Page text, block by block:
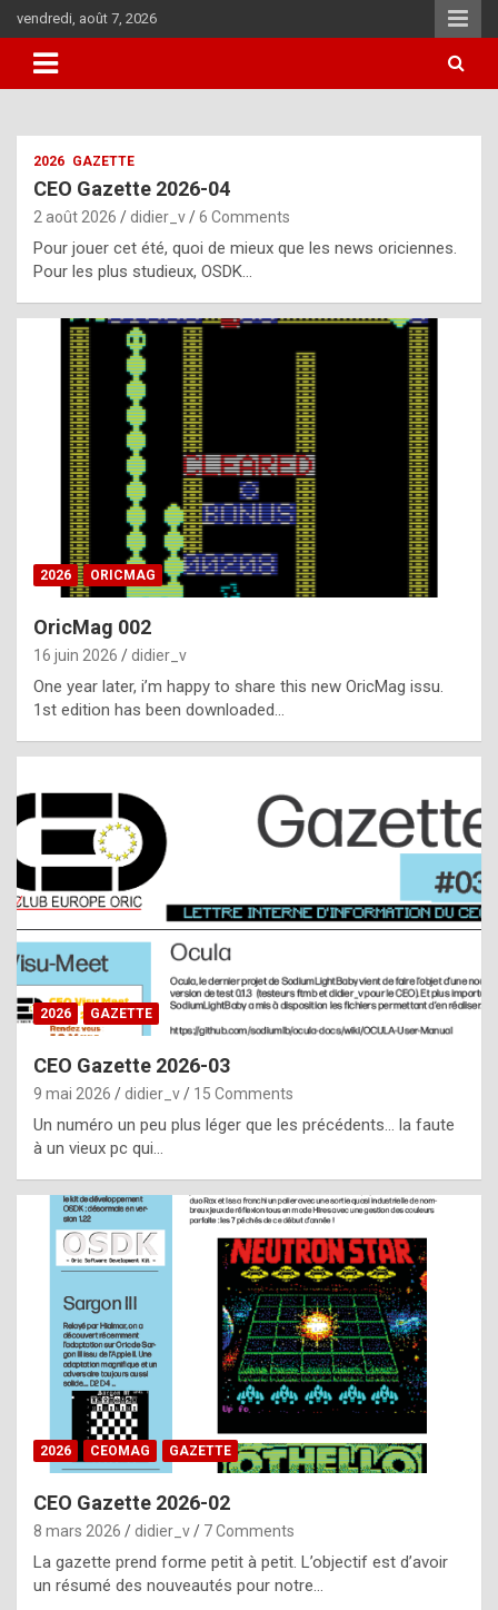
to
content
vendredi, août 7, 2026
i
u
l
y
d
i
ff
i
l
t
t
s
t
a
s
i
e
f
o
m
m
a
y
b
e
b
y
g
e
n
2026 GAZETTE
CEO Gazette 2026-04
2 août 2026 didier_v 6 Comments
Pour jouer cet été, quoi de mieux que les news oriciennes.
Pour les plus studieux, OSDK…
2026 ORICMAG
OricMag 002
16 juin 2026 didier_v
One year later, i’m happy to share this new OricMag issu.
1st edition has been downloaded…
2026 GAZETTE
CEO Gazette 2026-03
9 mai 2026 didier_v 15 Comments
Un numéro un peu plus léger que les précédents… la faute
à un vieux pc qui…
2026 CEOMAG GAZETTE
CEO Gazette 2026-02
8 mars 2026 didier_v 7 Comments
La gazette prend forme petit à petit. L’objectif est d’avoir
un résumé des nouveautés pour notre…